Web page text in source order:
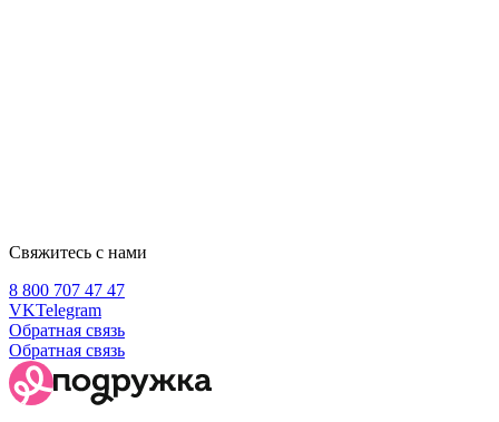
Свяжитесь с нами
8 800 707 47 47
VKTelegram
Обратная связь
Обратная связь